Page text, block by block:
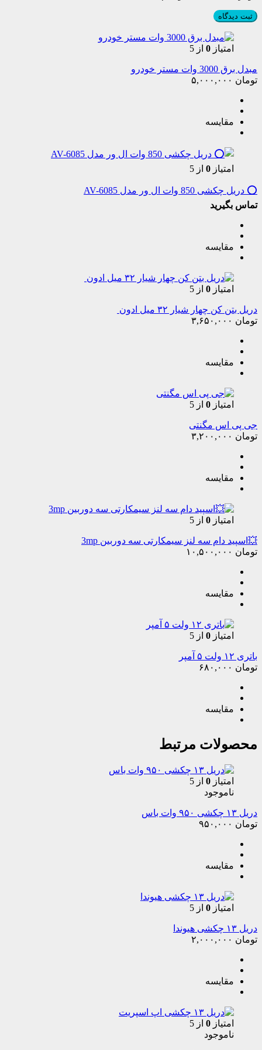
امتیاز 0 از 5
مبدل برق 3000 وات مستر خودرو
تومان
مقایسه
امتیاز 0 از 5
⭕️ دریل چکشی 850 وات ال ور مدل AV-6085
تماس بگیرید
مقایسه
امتیاز 0 از 5
دریل بتن کن چهار شیار ۳۲ میل ادون
تومان
مقایسه
امتیاز 0 از 5
جی پی اس مگنتی
تومان
مقایسه
امتیاز 0 از 5
💥اسپید دام سه لنز سیمکارتی سه دوربین 3mp
تومان
مقایسه
امتیاز 0 از 5
باتری ۱۲ ولت ۵ آمپر
تومان
مقایسه
محصولات مرتبط
امتیاز 0 از 5
ناموجود
دریل ۱۳ چکشی ۹۵۰ وات باس
تومان
مقایسه
امتیاز 0 از 5
دریل ۱۳ چکشی هیوندا
تومان
مقایسه
امتیاز 0 از 5
ناموجود